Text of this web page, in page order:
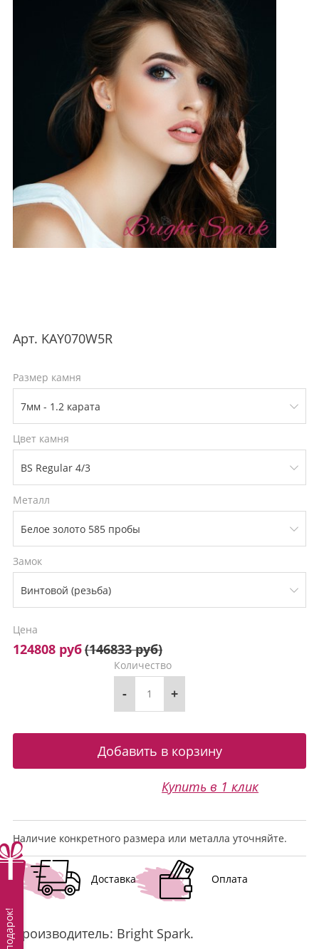
Арт. KAY070W5R
Размер камня
Цвет камня
Металл
Замок
Цена
124808 руб(146833 руб)
Количество
- +
Купить в 1 клик
Наличие конкретного размера или металла уточняйте.
Доставка Оплата
Производитель: Bright Spark.